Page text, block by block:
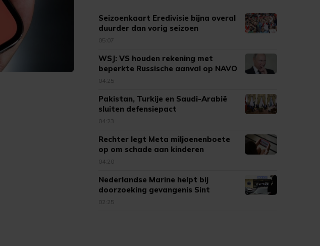
Seizoenkaart Eredivisie bijna overal
duurder dan vorig seizoen
05:07
WSJ: VS houden rekening met
beperkte Russische aanval op NAVO
04:25
Pakistan, Turkije en Saudi-Arabië
sluiten defensiepact
04:23
Rechter legt Meta miljoenenboete
op om schade aan kinderen
04:20
Nederlandse Marine helpt bij
doorzoeking gevangenis Sint
Maarten
02:25